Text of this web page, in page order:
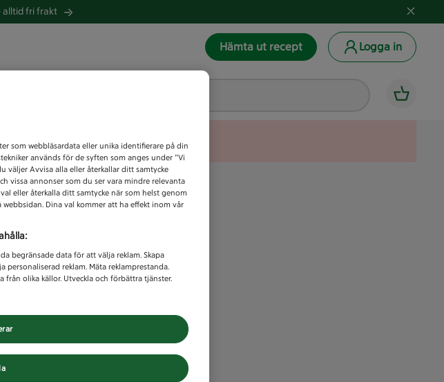
alltid fri frakt
Hämta ut recept Logga in
Unknown error
som webbläsardata eller unika identifierare på din
används för de syften som anges under ”Vi
väljer Avvisa alla eller återkallar ditt samtycke
vissa annonser som du ser vara mindre relevanta
eller återkalla ditt samtycke när som helst genom
Dina val kommer att ha effekt inom vår
begränsade data för att välja reklam. Skapa
reklam. Mäta reklamprestanda.
olika källor. Utveckla och förbättra tjänster.